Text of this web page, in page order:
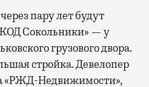
пару лет будут
Сокольники» — у
грузового двора.
стройка. Девелопер
«РЖД-Недвижимости»,